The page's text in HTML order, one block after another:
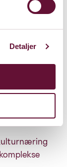
Detaljer
til et
som en